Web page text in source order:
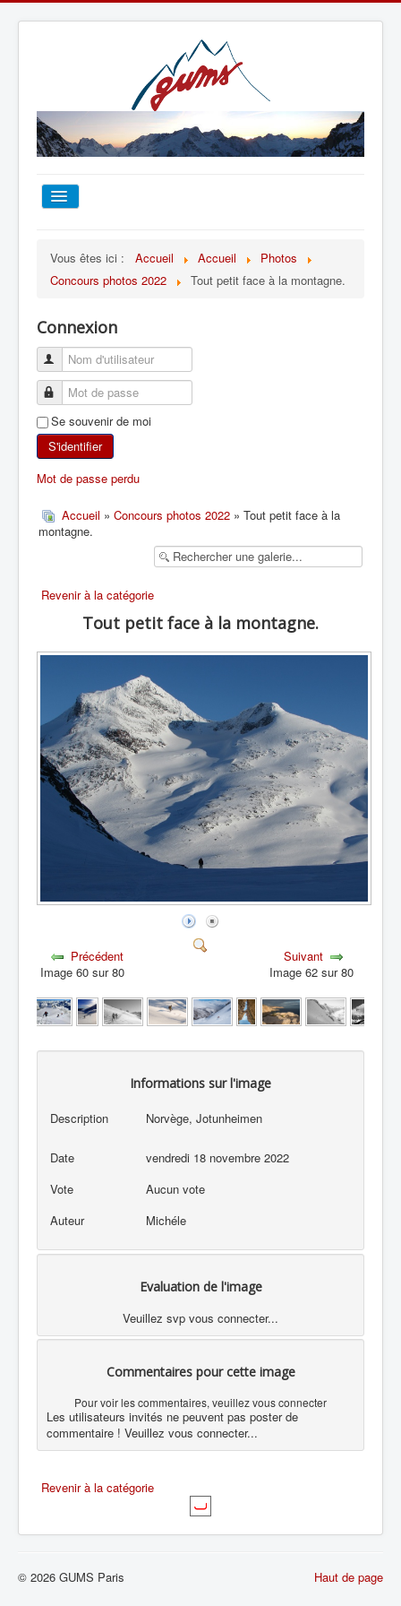
TOUT SUR LE GUMS
ESCALADE
ALPINISME
SKI DE RANDONNÉE
RANDONNÉE SPORTIVE
Vous êtes ici : Accueil Accueil
Photos
Concours photos 2022
Tout petit face à la montagne.
Connexion
Se souvenir de moi
S'identifier
Mot de passe perdu
Accueil » Concours photos 2022 » Tout petit face à la
montagne.
Revenir à la catégorie
Tout petit face à la montagne.
Précédent
Image 60 sur 80
Suivant
Image 62 sur 80
Informations sur l'image
Description Norvège, Jotunheimen
Date
vendredi 18 novembre 2022
Vote
Aucun vote
Auteur
Michéle
Evaluation de l'image
Veuillez svp vous connecter...
Commentaires pour cette image
Pour voir les commentaires, veuillez vous connecter
Les utilisateurs invités ne peuvent pas poster de
commentaire ! Veuillez vous connecter...
Revenir à la catégorie
Haut de page
© 2026 GUMS Paris